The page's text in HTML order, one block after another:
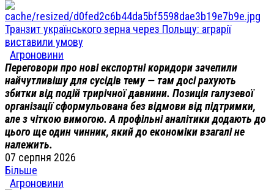
Транзит українського зерна через Польщу: аграрії
виставили умову
Агроновини
Переговори про нові експортні коридори зачепили
найчутливішу для сусідів тему — там досі рахують
збитки від подій трирічної давнини. Позиція галузевої
організації сформульована без відмови від підтримки,
але з чіткою вимогою. А профільні аналітики додають до
цього ще один чинник, який до економіки взагалі не
належить.
07 серпня 2026
Більше
Агроновини